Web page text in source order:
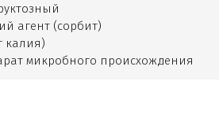
агент (сорбит)
калия)
микробного происхождения
горькая (сахар